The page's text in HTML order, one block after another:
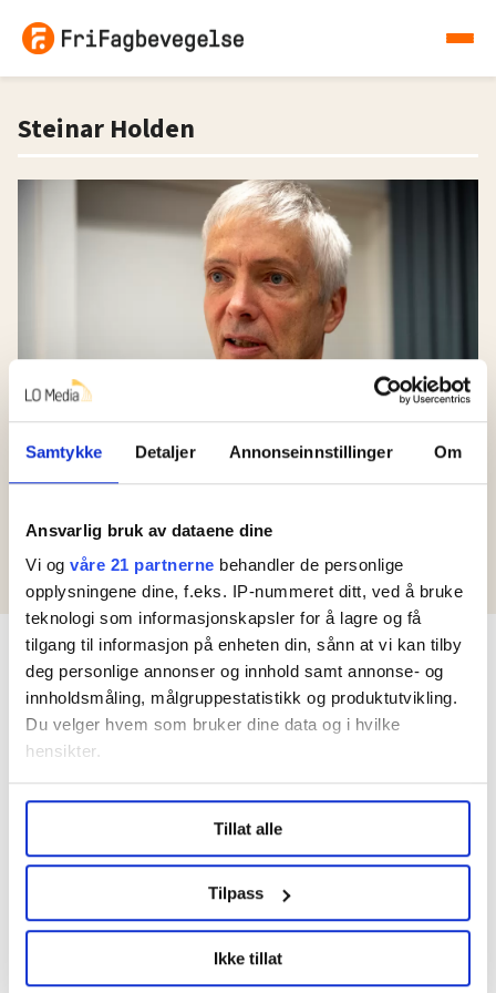
Samtykke Detaljer Annonseinnstillinger Om
Ansvarlig bruk av dataene dine
Vi og våre 21 partnerne behandler de personlige
opplysningene dine, f.eks. IP-nummeret ditt, ved å bruke
teknologi som informasjonskapsler for å lagre og få
tilgang til informasjon på enheten din, sånn at vi kan tilby
deg personlige annonser og innhold samt annonse- og
innholdsmåling, målgruppestatistikk og produktutvikling.
Du velger hvem som bruker dine data og i hvilke
hensikter.
Hvis du gir oss lov, vil vi også gjerne:
Innhente informasjon om den geografiske
beliggenheten din, som kan være nøyaktig innenfor
Identifisere enheten din ved å aktivt skanne den
Tillat alle
Tilpass
Ikke tillat
Steinar Holden
Debatt
Viktige mangler i
Bjørnstads beskrivelse av
rentedebatten
Kontakt redaksjonen
frifagbevegelse@lomedia.no
Redaktør
Frode Rønning
Utgiver
LO Media
Tips
Nyhetsfeed
RSS-feed
Annonser
Bestill her
Sosiale medier